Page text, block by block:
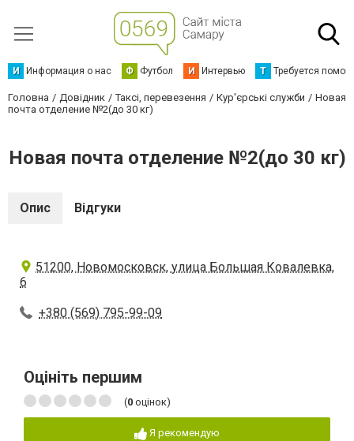
И Информация о нас Ф Футбол И Интервью Т Требуется
Головна Довідник Таксі, перевезення Кур'єрські служби
Новая
почта отделение №2(до 30 кг)
Новая почта отделение №2(до 30 кг)
Опис Відгуки
51200, Новомосковск, улица Большая Ковалевка,
6
+380 (569) 795-99-09
Оцініть першим
(0 оцінок)
Я рекомендую